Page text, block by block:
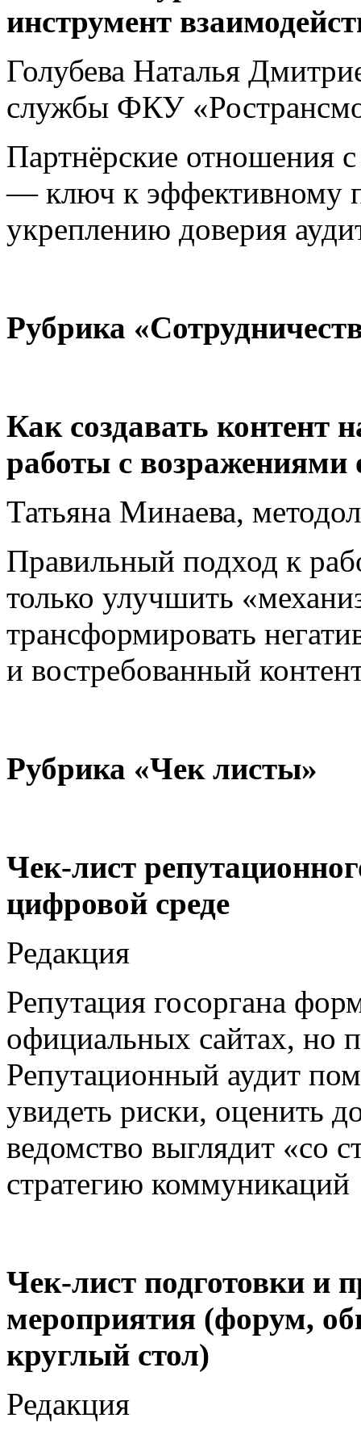
инструмент
Голубева Наталья
службы ФКУ
Партнёрские отношения
— ключ к эффективному
укреплению доверия
Рубрика «
Как создавать контент
работы с возражениями
Татьяна Минаева,
Правильный подход к
только улучшить
трансформировать
и востребованный
Рубрика «Чек листы»
Чек-лист
цифровой среде
Редакция
Репутация госоргана
официальных сайтах, но
Репутационный аудит
увидеть риски, оценить
ведомство выглядит «со
стратегию коммуникаций
Чек-лист подготовки и
мероприятия (форум,
круглый стол)
Редакция